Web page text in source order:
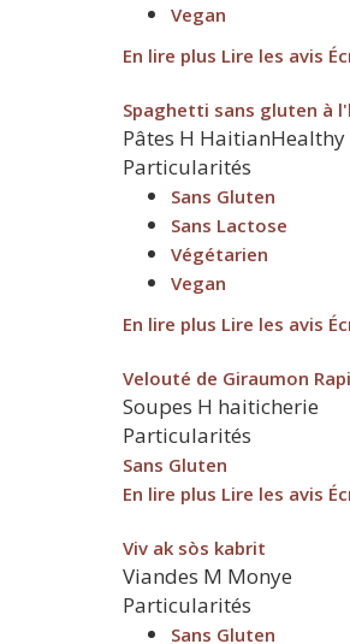
Vegan
En lire plus Lire les avis
Spaghetti sans gluten à
Pâtes H HaitianHealthy
Particularités
Sans Gluten
Sans Lactose
Végétarien
Vegan
En lire plus Lire les avis
Velouté de Giraumon
Soupes H haiticherie
Particularités
Sans Gluten
En lire plus Lire les avis
Viv ak sòs kabrit
Viandes M Monye
Particularités
Sans Gluten